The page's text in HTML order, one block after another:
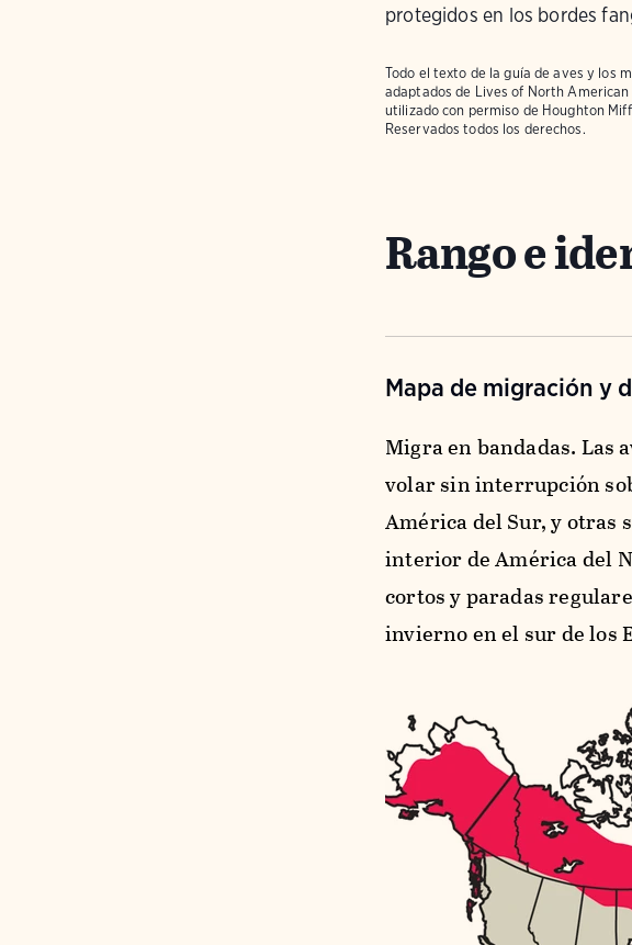
protegidos en los bordes
Todo el texto de la guía de aves y los
adaptados de Lives of North American
utilizado con permiso de Houghton
Reservados todos los derechos.
Rango e
Mapa de migración y
Migra en bandadas. Las
volar sin interrupción
América del Sur, y otras
interior de América del
cortos y paradas
invierno en el sur de los